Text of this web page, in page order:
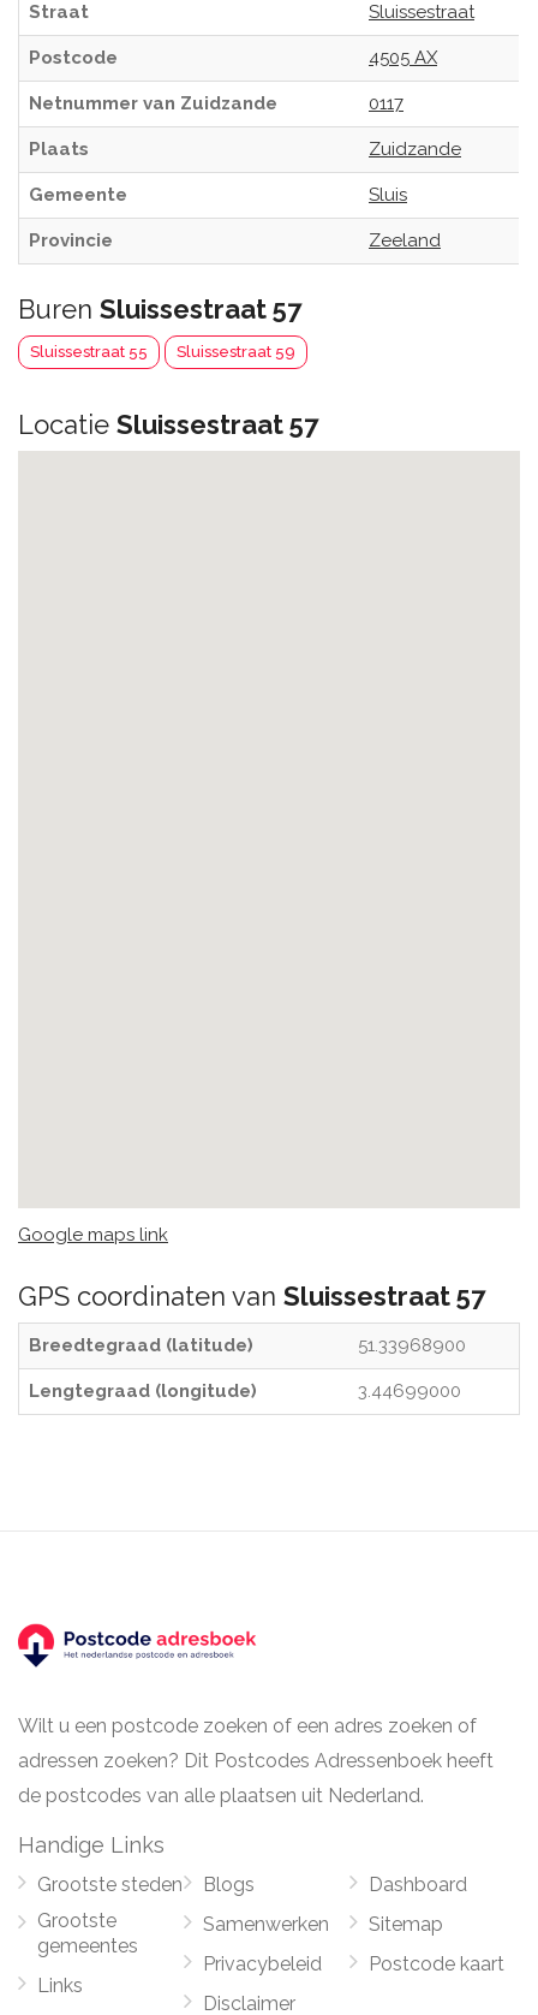
Straat Sluissestraat
Postcode 4505 AX
Netnummer van Zuidzande 0117
Plaats Zuidzande
Gemeente Sluis
Provincie Zeeland
Buren Sluissestraat 57
Sluissestraat 55 Sluissestraat 59
Locatie Sluissestraat 57
Google maps link
GPS coordinaten van Sluissestraat 57
Breedtegraad (latitude) 51.33968900
Lengtegraad (longitude) 3.44699000
Wilt u een postcode zoeken of een adres zoeken of
adressen zoeken? Dit Postcodes Adressenboek heeft
de postcodes van alle plaatsen uit Nederland.
Handige Links
Grootste steden
Grootste
gemeentes
Links
Blogs
Samenwerken
Privacybeleid
Disclaimer
Dashboard
Sitemap
Postcode kaart